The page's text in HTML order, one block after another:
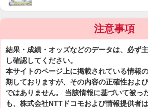
注意事項
結果・成績・オッズなどのデータは、必ず
し確認してください。
本サイトのページ上に掲載されている情報
期しておりますが、その内容の正確性およ
ではありません。 当該情報に基づいて被っ
も、株式会社NTTドコモおよび情報提供者